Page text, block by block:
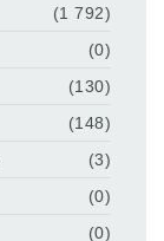
(1 792)
(0)
(130)
(148)
(3)
(0)
(0)